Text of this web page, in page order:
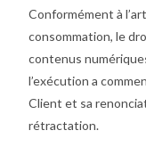
Conformément à
consommation, le
contenus
l’exécution a
Client et sa
rétractation.